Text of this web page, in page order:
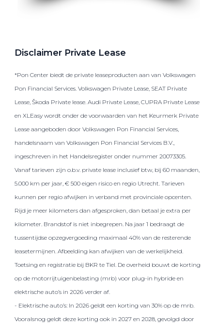
Disclaimer Private Lease
*Pon Center biedt de private leaseproducten aan van Volkswagen
Pon Financial Services. Volkswagen Private Lease, SEAT Private
Lease, Škoda Private lease. Audi Private Lease, CUPRA Private Lease
en XLEasy wordt onder de voorwaarden van het Keurmerk Private
Lease aangeboden door Volkswagen Pon Financial Services,
handelsnaam van Volkswagen Pon Financial Services B.V.,
ingeschreven in het Handelsregister onder nummer 20073305.
Vanaf tarieven zijn o.b.v. private lease inclusief btw, bij 60 maanden,
5.000 km per jaar, € 500 eigen risico en regio Utrecht. Tarieven
kunnen per regio afwijken in verband met provinciale opcenten.
Rijd je meer kilometers dan afgesproken, dan betaal je extra per
kilometer. Brandstof is niet inbegrepen. Na jaar 1 bedraagt de
tussentijdse opzegvergoeding maximaal 40% van de resterende
leasetermijnen. Afbeelding kan afwijken van de werkelijkheid.
Toetsing en registratie bij BKR te Tiel. De overheid bouwt de korting
op de motorrijtuigenbelasting (mrb) voor plug-in hybride en
elektrische auto’s in 2026 verder af.
- Elektrische auto’s: In 2026 geldt een korting van 30% op de mrb.
Vooralsnog geldt deze korting ook in 2027 en 2028, gevolgd door